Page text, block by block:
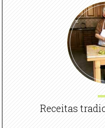
Receitas